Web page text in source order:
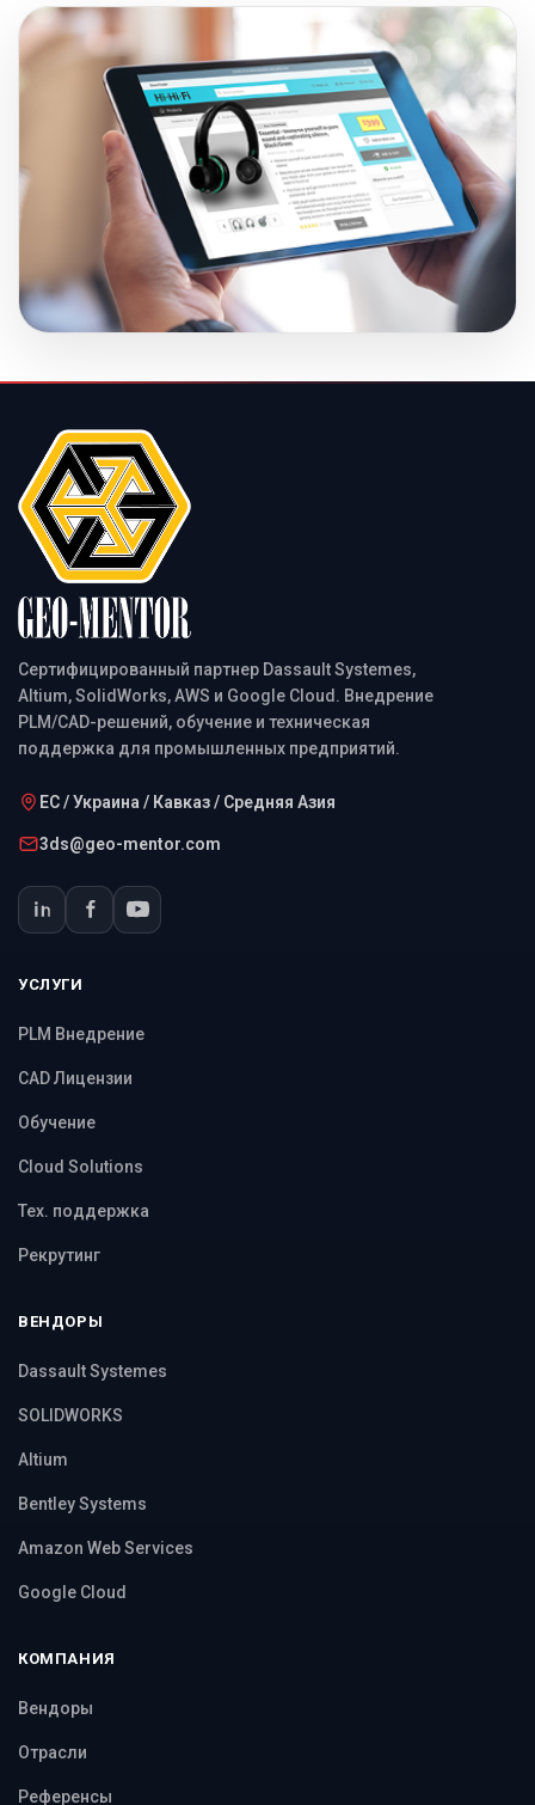
Сертифицированный партнер Dassault Systemes,
Altium, SolidWorks, AWS и Google Cloud. Внедрение
PLM/CAD-решений, обучение и техническая
поддержка для промышленных предприятий.
ЕС / Украина / Кавказ / Средняя Азия
3ds@geo-mentor.com
УСЛУГИ
PLM Внедрение
CAD Лицензии
Обучение
Cloud Solutions
Тех. поддержка
Рекрутинг
ВЕНДОРЫ
Dassault Systemes
SOLIDWORKS
Altium
Bentley Systems
Amazon Web Services
Google Cloud
КОМПАНИЯ
Вендоры
Отрасли
Референсы